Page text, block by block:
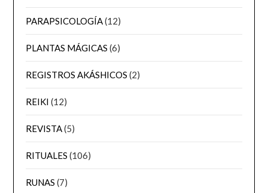
PARAPSICOLOGÍA(12)
PLANTAS MÁGICAS (6)
REGISTROS AKÁSHICOS (2)
REIKI (12)
REVISTA(5)
RITUALES (106)
RUNAS (7)